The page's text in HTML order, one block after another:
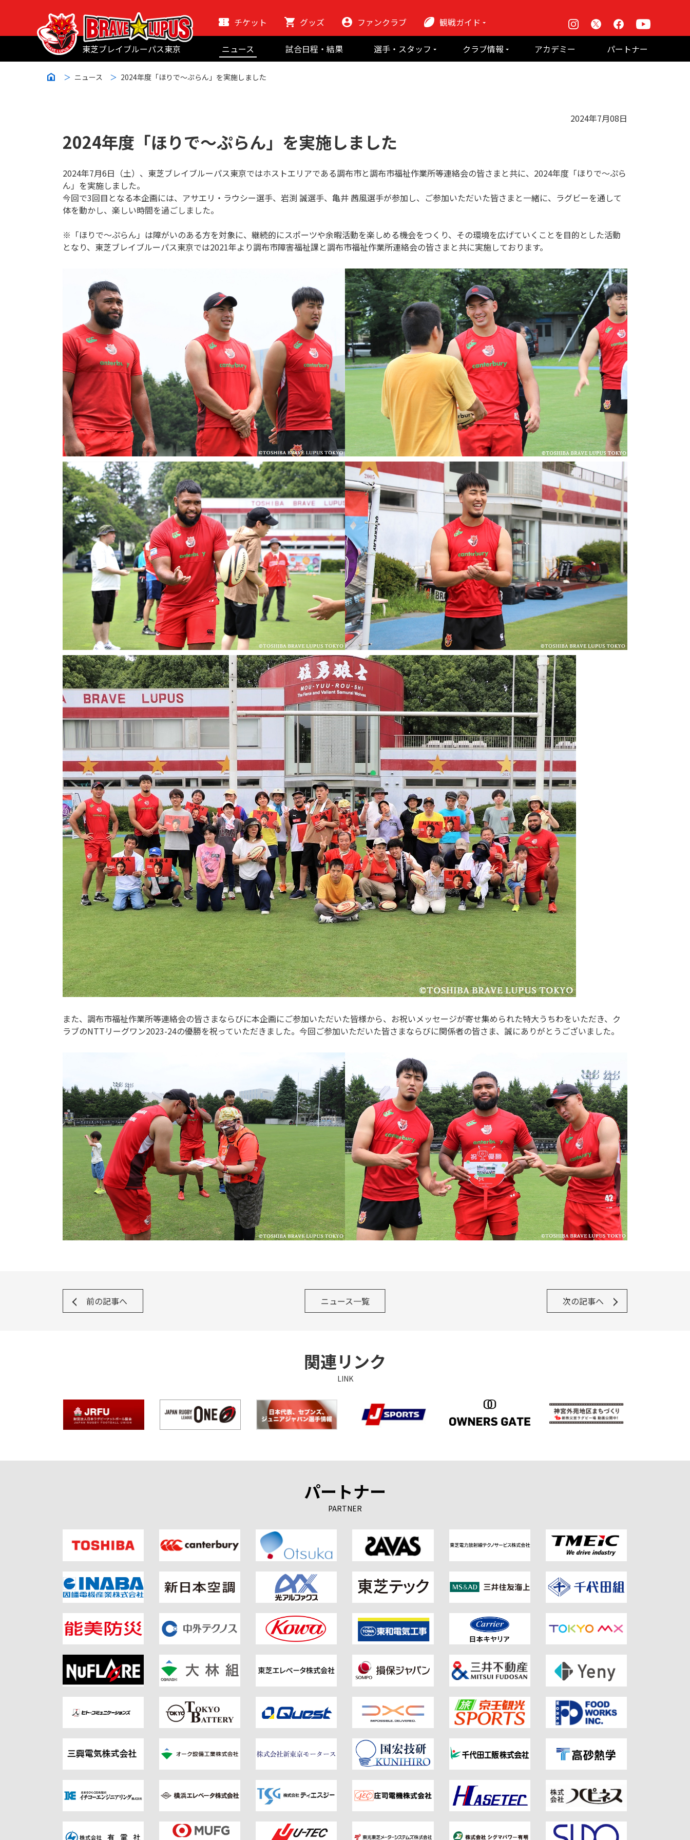
東芝ブレイブルーパス東京
チケット グッズ ファンクラブ
観戦ガイド
初めての観戦
Instagram Facebook
ニュース
試合日程・結果
選手・スタッフ
クラブ情報
アカデミー パートナー
ニュース 2024年度「ほりで～ぷらん」を実施しました
2024年7月08日
2024年度「ほりで～ぷらん」を実施しました
2024年7月6日（土）、東芝ブレイブルーパス東京ではホストエリアである調布市と調布市福祉作業所等連絡会の皆さまと共に、2024年度「ほりで～ぷら
ん」を実施しました。
今回で3回目となる本企画には、アサエリ・ラウシー選手、岩渕 誠選手、亀井 茜風選手が参加し、ご参加いただいた皆さまと一緒に、ラグビーを通して
体を動かし、楽しい時間を過ごしました。
※「ほりで～ぷらん」は障がいのある方を対象に、継続的にスポーツや余暇活動を楽しめる機会をつくり、その環境を広げていくことを目的とした活動
となり、東芝ブレイブルーパス東京では2021年より調布市障害福祉課と調布市福祉作業所連絡会の皆さまと共に実施しております。
また、調布市福祉作業所等連絡会の皆さまならびに本企画にご参加いただいた皆様から、お祝いメッセージが寄せ集められた特大うちわをいただき、ク
ラブのNTTリーグワン2023-24の優勝を祝っていただきました。今回ご参加いただいた皆さまならびに関係者の皆さま、誠にありがとうございました。
ニュース一覧
前の記事へ 次の記事へ
関連リンク
LINK
パートナー
PARTNER